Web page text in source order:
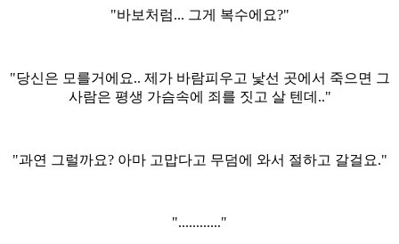
"바보처럼... 그게 복수에요?"
"당신은 모를거에요.. 제가 바람피우고 낯선 곳에서 죽으면 그
사람은 평생 가슴속에 죄를 짓고 살 텐데.."
"과연 그럴까요? 아마 고맙다고 무덤에 와서 절하고 갈걸요."
"............"